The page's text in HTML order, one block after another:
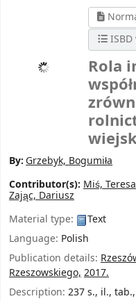
Rola
By: Grzebyk, Bogumiła
Contributor(s): Miś, Teresa
Zając, Dariusz
Material type:
Text
Language: Polish
Publication details:
Rzeszowskiego,2017.
Description: 237 s., il.,